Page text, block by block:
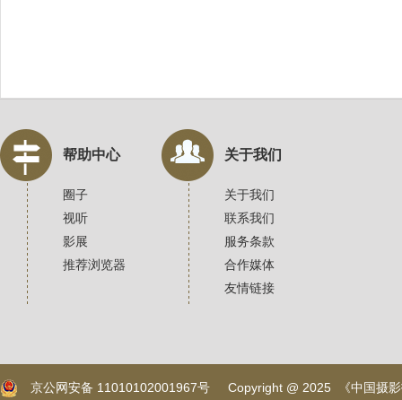
帮助中心 关于我们
圈子
视听
影展
推荐浏览器
关于我们
联系我们
服务条款
合作媒体
友情链接
京公网安备 11010102001967号 Copyright @ 2025 《中国摄